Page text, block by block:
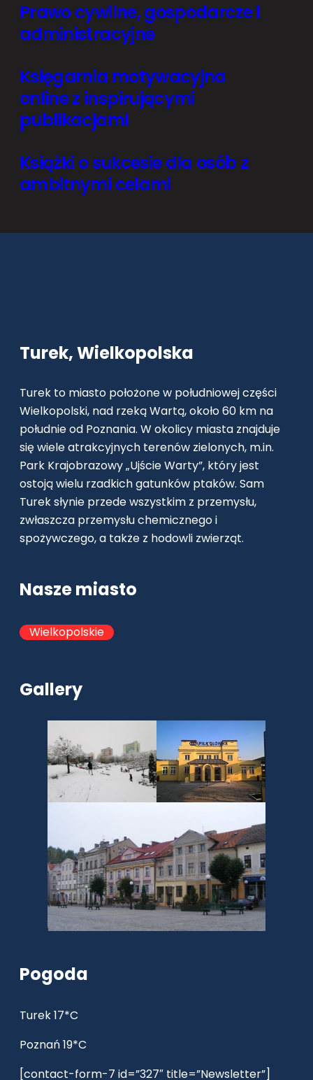
Prawo cywilne, gospodarcze i
administracyjne
Księgarnia motywacyjna
online z inspirującymi
publikacjami
Książki o sukcesie dla osób z
ambitnymi celami
Turek, Wielkopolska
Turek to miasto położone w południowej części
Wielkopolski, nad rzeką Wartą, około 60 km na
południe od Poznania. W okolicy miasta znajduje
się wiele atrakcyjnych terenów zielonych, m.in.
Park Krajobrazowy „Ujście Warty”, który jest
ostoją wielu rzadkich gatunków ptaków. Sam
Turek słynie przede wszystkim z przemysłu,
zwłaszcza przemysłu chemicznego i
spożywczego, a także z hodowli zwierząt.
Nasze miasto
Wielkopolskie
Gallery
Pogoda
Turek 17*C
Poznań 19*C
[contact-form-7 id=”327″ title=”Newsletter”]